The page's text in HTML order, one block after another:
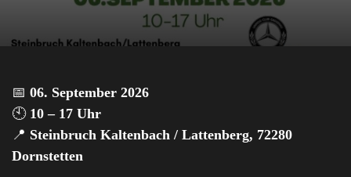
📅 06. September 2026
🕙 10 – 17 Uhr
📍 Steinbruch Kaltenbach / Lattenberg, 72280
Dornstetten